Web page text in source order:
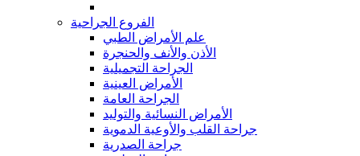
الفروع الجراحية
علم الأمراض الطبي
الأذن والأنف والحنجرة
الجراحة التجميلية
الأمراض العينية
الجراحة العامة
الأمراض النسائية والتوليد
جراحة القلب والأوعية الدموية
جراحة الصدرية